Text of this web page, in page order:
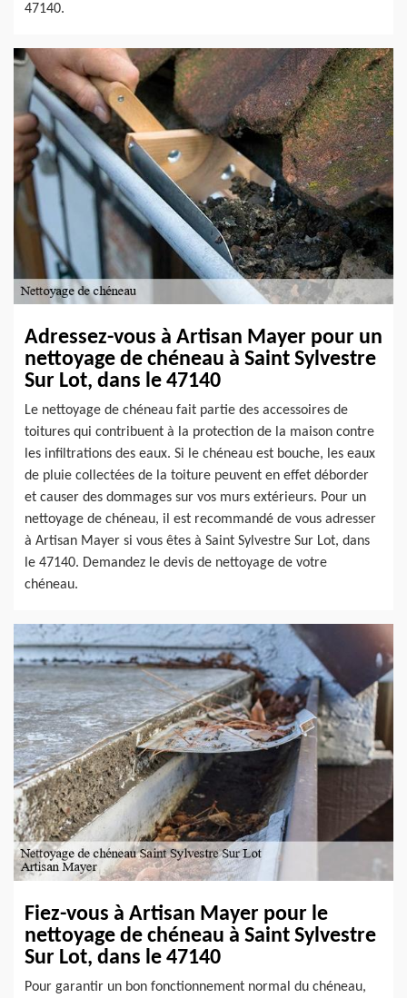
47140.
Adressez-vous à Artisan Mayer pour un
nettoyage de chéneau à Saint Sylvestre
Sur Lot, dans le 47140
Le nettoyage de chéneau fait partie des accessoires de
toitures qui contribuent à la protection de la maison contre
les infiltrations des eaux. Si le chéneau est bouche, les eaux
de pluie collectées de la toiture peuvent en effet déborder
et causer des dommages sur vos murs extérieurs. Pour un
nettoyage de chéneau, il est recommandé de vous adresser
à Artisan Mayer si vous êtes à Saint Sylvestre Sur Lot, dans
le 47140. Demandez le devis de nettoyage de votre
chéneau.
Fiez-vous à Artisan Mayer pour le
nettoyage de chéneau à Saint Sylvestre
Sur Lot, dans le 47140
Pour garantir un bon fonctionnement normal du chéneau,